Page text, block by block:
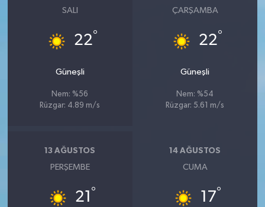
SALI
22°
Güneşli
Nem: %56
Rüzgar: 4.89 m/s
ÇARŞAMBA
22°
Güneşli
Nem: %54
Rüzgar: 5.61 m/s
13 AĞUSTOS
PERŞEMBE
21 °
14 AĞUSTOS
CUMA
17°